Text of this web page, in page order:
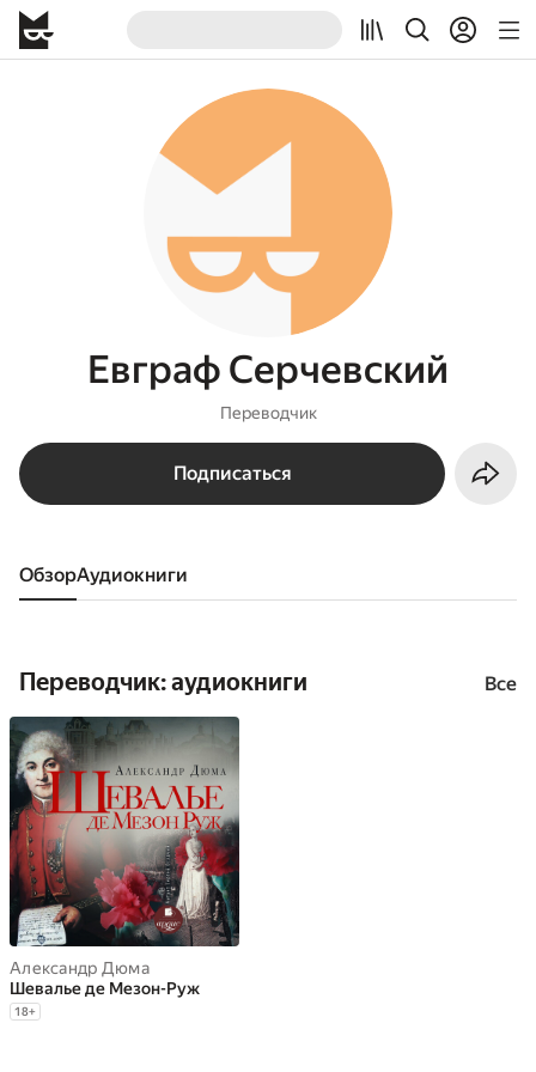
Евграф Серчевский
Переводчик
Подписаться
Обзор аудиокниги
Переводчик: аудиокниги Все
Александр Дюма
Шевалье де Мезон-Руж
18+